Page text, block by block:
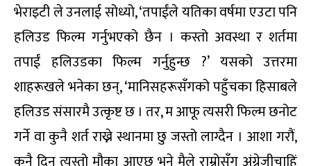
भेराइटी ले उनलाई सोध्यो, ‘तपाईंले यतिका वर्षमा एउटा पनि
हलिउड फिल्म गर्नुभएको छैन । कस्तो अवस्था र शर्तमा
तपाईं हलिउडका फिल्म गर्नुहुन्छ ?’ यसको उत्तरमा
शाहरूखले भनेका छन्, ‘मानिसहरूसँगको पहुँचका हिसाबले
हलिउड संसारमै उत्कृष्ट छ । तर, म आफू त्यसरी फिल्म छनोट
गर्ने वा कुनै शर्त राख्ने स्थानमा छु जस्तो लाग्दैन । आशा गरौं,